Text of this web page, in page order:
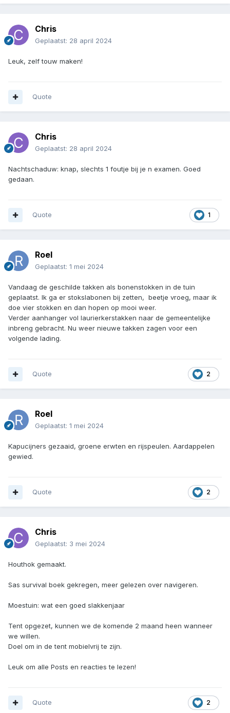
Chris
Geplaatst: 28 april 2024
Leuk, zelf touw maken!
Quote
Chris
Geplaatst: 28 april 2024
Nachtschaduw: knap, slechts 1 foutje bij je n examen. Goed
gedaan.
1
Quote
Roel
Geplaatst: 1 mei 2024
Vandaag de geschilde takken als bonenstokken in de tuin
geplaatst. Ik ga er stokslabonen bij zetten, beetje vroeg, maar ik
doe vier stokken en dan hopen op mooi weer.
Verder aanhanger vol laurierkerstakken naar de gemeentelijke
inbreng gebracht. Nu weer nieuwe takken zagen voor een
volgende lading.
2
Quote
Roel
Geplaatst: 1 mei 2024
Kapucijners gezaaid, groene erwten en rijspeulen. Aardappelen
gewied.
2
Quote
Chris
Geplaatst: 3 mei 2024
Houthok gemaakt.
Sas survival boek gekregen, meer gelezen over navigeren.
Moestuin: wat een goed slakkenjaar
Tent opgezet, kunnen we de komende 2 maand heen wanneer
we willen.
Doel om in de tent mobielvrij te zijn.
Leuk om alle Posts en reacties te lezen!
2
Quote